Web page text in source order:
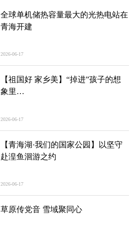
全球单机储热容量最大的光热电站在
青海开建
2026-06-17
【祖国好 家乡美】“掉进”孩子的想
象里
2026-06-17
【青海湖·我们的国家公园】以坚守
赴湟鱼洄游之约
2026-06-17
草原传党音 雪域聚同心